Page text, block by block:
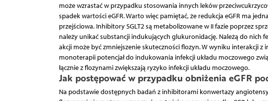
może wzrastać w przypadku stosowania innych leków
spadek wartości eGFR. Warto więc pamiętać, że redukcja eGFR ma
przejściowa. Inhibitory SGLT2 są metabolizowane w II fazie poprzez
należy unikać substancji indukujących glukuronidację. Należą do
akcji może być zmniejszenie skuteczności flozyn. W wyniku interakcji
monoterapii potencjał do indukowania infekcji układu moczowego
łącznie z flozynami zwiększają ryzyko infekcji układu moczowego.
Jak postępować w przypadku obniżenia eGFR
Na podstawie dostępnych badań z inhibitorami konwertazy